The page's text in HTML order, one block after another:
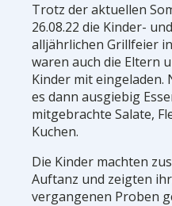
Trotz der aktuellen
26.08.22 die Kinder-
alljährlichen Grillfeier
waren auch die Eltern
Kinder mit eingeladen.
es dann ausgiebig
mitgebrachte Salate,
Kuchen.
Die Kinder machten
Auftanz und zeigten
vergangenen Proben